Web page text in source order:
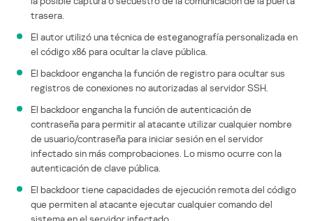
trasera.
El autor utilizó una técnica de esteganografía personalizada en
el código x86 para ocultar la clave pública.
El backdoor engancha la función de registro para ocultar sus
registros de conexiones no autorizadas al servidor SSH.
El backdoor engancha la función de autenticación de
contraseña para permitir al atacante utilizar cualquier nombre
de usuario/contraseña para iniciar sesión en el servidor
infectado sin más comprobaciones. Lo mismo ocurre con la
autenticación de clave pública.
El backdoor tiene capacidades de ejecución remota del código
que permiten al atacante ejecutar cualquier comando del
sistema en el servidor infectado.